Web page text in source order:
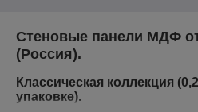
Стеновые панели МДФ
(Россия).
Классическая коллекция
упаковке).